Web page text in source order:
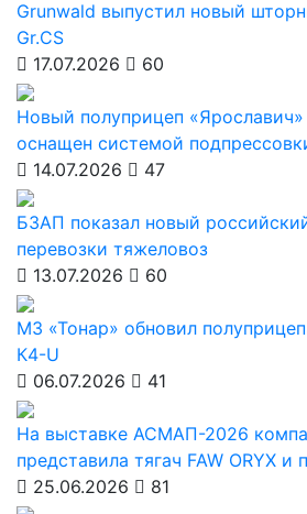
Grunwald выпустил новый
Gr.CS
17.07.2026
60
Новый полуприцеп
оснащен системой
14.07.2026
47
БЗАП показал новый
перевозки тяжеловоз
13.07.2026
60
МЗ «Тонар» обновил
К4-U
06.07.2026
41
На выставке АСМАП-2026
представила тягач FAW ORYX и
25.06.2026
81